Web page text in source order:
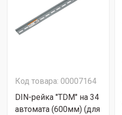
Код товара: 00007164
DIN-рейка "TDM" на 34
автомата (600мм) (для